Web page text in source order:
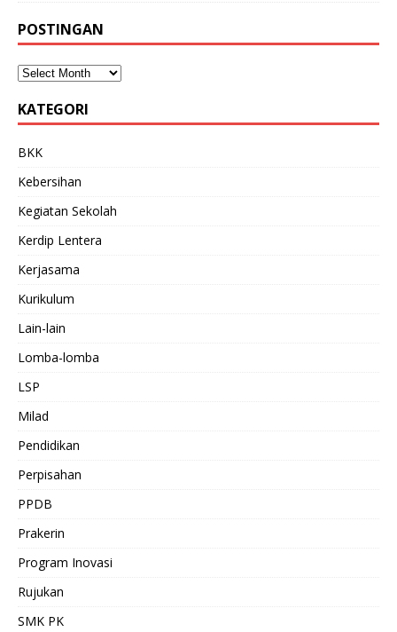
POSTINGAN
KATEGORI
BKK
Kebersihan
Kegiatan Sekolah
Kerdip Lentera
Kerjasama
Kurikulum
Lain-lain
Lomba-lomba
LSP
Milad
Pendidikan
Perpisahan
PPDB
Prakerin
Program Inovasi
Rujukan
SMK PK